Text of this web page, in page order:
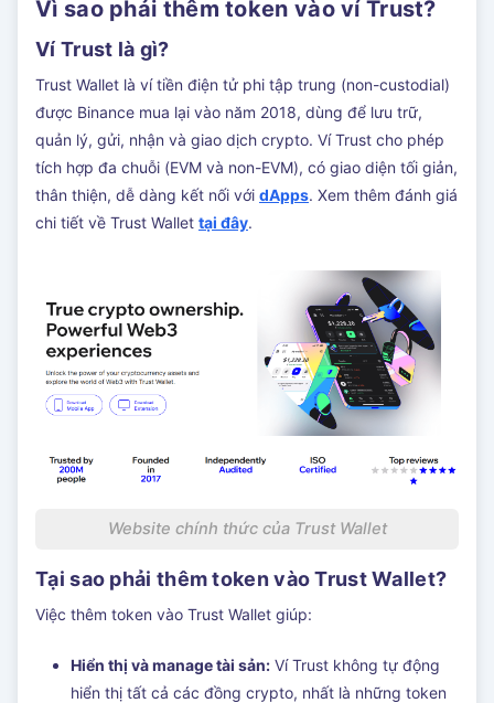
Vì sao phải thêm token vào ví Trust?
Ví Trust là gì?
Trust Wallet là ví tiền điện tử phi tập trung (non-custodial)
được Binance mua lại vào năm 2018, dùng để lưu trữ,
quản lý, gửi, nhận và giao dịch crypto. Ví Trust cho phép
tích hợp đa chuỗi (EVM và non-EVM), có giao diện tối giản,
thân thiện, dễ dàng kết nối với dApps. Xem thêm đánh giá
chi tiết về Trust Wallet tại đây.
Website chính thức của Trust Wallet
Tại sao phải thêm token vào Trust Wallet?
Việc thêm token vào Trust Wallet giúp:
Hiển thị và manage tài sản: Ví Trust không tự động
hiển thị tất cả các đồng crypto, nhất là những token